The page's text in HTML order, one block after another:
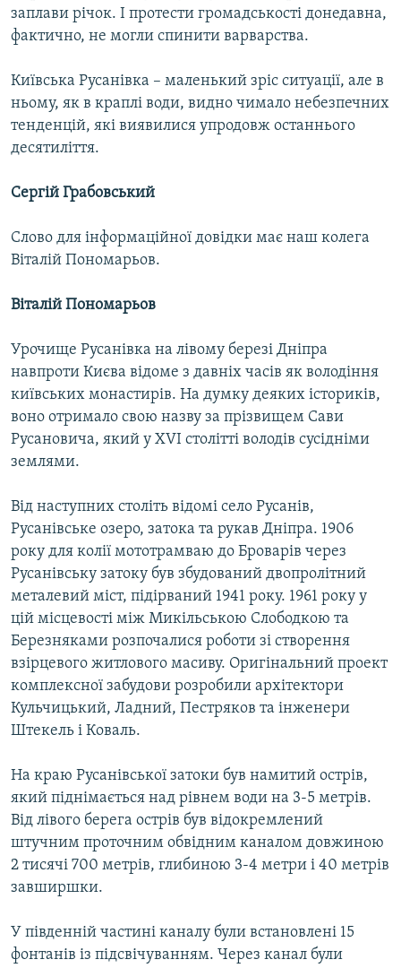
заплави річок. І протести громадськості донедавна,
фактично, не могли спинити варварства.
Київська Русанівка – маленький зріс ситуації, але в
ньому, як в краплі води, видно чимало небезпечних
тенденцій, які виявилися упродовж останнього
десятиліття.
Сергій Грабовський
Слово для інформаційної довідки має наш колега
Віталій Пономарьов.
Віталій Пономарьов
Урочище Русанівка на лівому березі Дніпра
навпроти Києва відоме з давніх часів як володіння
київських монастирів. На думку деяких істориків,
воно отримало свою назву за прізвищем Сави
Русановича, який у ХVI столітті володів сусідніми
землями.
Від наступних століть відомі село Русанів,
Русанівське озеро, затока та рукав Дніпра. 1906
року для колії мототрамваю до Броварів через
Русанівську затоку був збудований двопролітний
металевий міст, підірваний 1941 року. 1961 року у
цій місцевості між Микільською Слободкою та
Березняками розпочалися роботи зі створення
взірцевого житлового масиву. Оригінальний проект
комплексної забудови розробили архітектори
Кульчицький, Ладний, Пестряков та інженери
Штекель і Коваль.
На краю Русанівської затоки був намитий острів,
який піднімається над рівнем води на 3-5 метрів.
Від лівого берега острів був відокремлений
штучним проточним обвідним каналом довжиною
2 тисячі 700 метрів, глибиною 3-4 метри і 40 метрів
завширшки.
У південній частині каналу були встановлені 15
фонтанів із підсвічуванням. Через канал були